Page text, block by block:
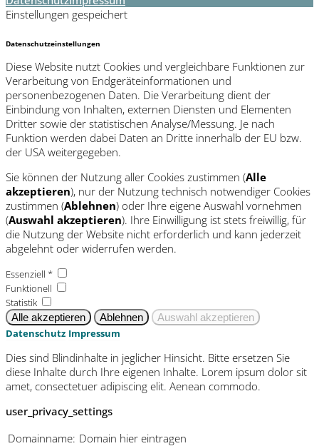
Einstellungen gespeichert
Datenschutzeinstellungen
Diese Website nutzt Cookies und vergleichbare Funktionen zur
Verarbeitung von Endgeräteinformationen und
personenbezogenen Daten. Die Verarbeitung dient der
Einbindung von Inhalten, externen Diensten und Elementen
Dritter sowie der statistischen Analyse/Messung. Je nach
Funktion werden dabei Daten an Dritte innerhalb der EU bzw.
der USA weitergegeben.
Sie können der Nutzung aller Cookies zustimmen (Alle
akzeptieren), nur der Nutzung technisch notwendiger Cookies
zustimmen (Ablehnen) oder Ihre eigene Auswahl vornehmen
(Auswahl akzeptieren). Ihre Einwilligung ist stets freiwillig, für
die Nutzung der Website nicht erforderlich und kann jederzeit
abgelehnt oder widerrufen werden.
Essenziell *
Funktionell
Statistik
Datenschutz Impressum
Dies sind Blindinhalte in jeglicher Hinsicht. Bitte ersetzen Sie
diese Inhalte durch Ihre eigenen Inhalte. Lorem ipsum dolor sit
amet, consectetuer adipiscing elit. Aenean commodo.
user_privacy_settings
Domainname: Domain hier eintragen